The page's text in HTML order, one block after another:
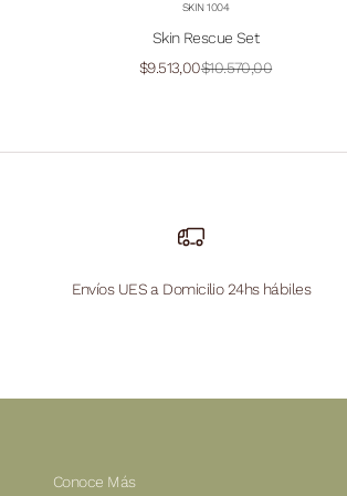
SKIN 1004
Skin Rescue Set
Precio de oferta
$9.513,00Precio normal
$10.570,00
Envíos UES a Domicilio 24hs hábiles
Conoce Más